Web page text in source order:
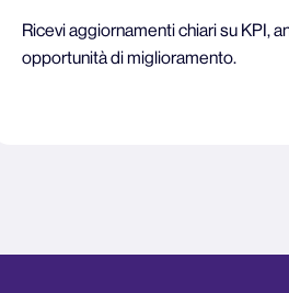
Ricevi aggiornamenti chiari su KPI,
opportunità di miglioramento.